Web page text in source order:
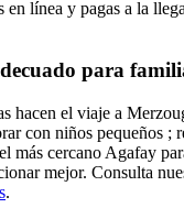
en línea y pagas a la
para
hacen el viaje a
con niños pequeños ;
más cercano Agafay
mejor. Consulta
.